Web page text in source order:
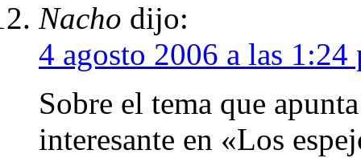
Nacho dijo:
4 agosto 2006 a las 1:24
Sobre el tema que
interesante en «Los